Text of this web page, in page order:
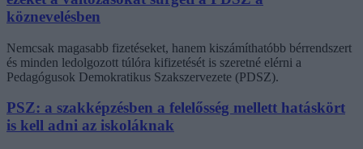
köznevelésben
Nemcsak magasabb fizetéseket, hanem kiszámíthatóbb bérrendszert
és minden ledolgozott túlóra kifizetését is szeretné elérni a
Pedagógusok Demokratikus Szakszervezete (PDSZ).
PSZ: a szakképzésben a felelősség mellett hatáskört
is kell adni az iskoláknak